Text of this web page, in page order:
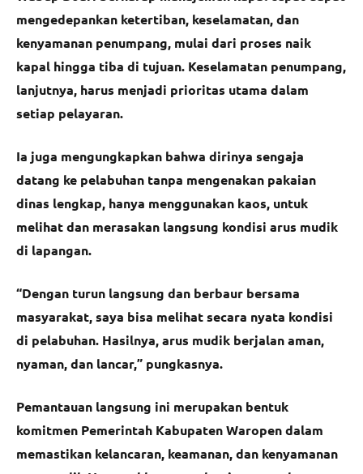
mengedepankan ketertiban, keselamatan, dan
kenyamanan penumpang, mulai dari proses naik
kapal hingga tiba di tujuan. Keselamatan penumpang,
lanjutnya, harus menjadi prioritas utama dalam
setiap pelayaran.
Ia juga mengungkapkan bahwa dirinya sengaja
datang ke pelabuhan tanpa mengenakan pakaian
dinas lengkap, hanya menggunakan kaos, untuk
melihat dan merasakan langsung kondisi arus mudik
di lapangan.
“Dengan turun langsung dan berbaur bersama
masyarakat, saya bisa melihat secara nyata kondisi
di pelabuhan. Hasilnya, arus mudik berjalan aman,
nyaman, dan lancar,” pungkasnya.
Pemantauan langsung ini merupakan bentuk
komitmen Pemerintah Kabupaten Waropen dalam
memastikan kelancaran, keamanan, dan kenyamanan